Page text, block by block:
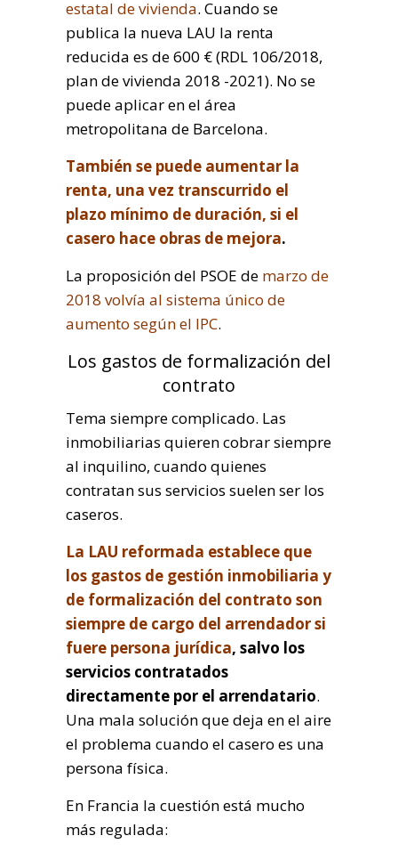
estatal de vivienda. Cuando se
publica la nueva LAU la renta
reducida es de 600 € (RDL 106/2018,
plan de vivienda 2018 -2021). No se
puede aplicar en el área
metropolitana de Barcelona.
También se puede aumentar la
renta, una vez transcurrido el
plazo mínimo de duración, si el
casero hace obras de mejora.
La proposición del PSOE de marzo de
2018 volvía al sistema único de
aumento según el IPC.
Los gastos de formalización del
contrato
Tema siempre complicado. Las
inmobiliarias quieren cobrar siempre
al inquilino, cuando quienes
contratan sus servicios suelen ser los
caseros.
La LAU reformada establece que
los gastos de gestión inmobiliaria y
de formalización del contrato son
siempre de cargo del arrendador si
fuere persona jurídica, salvo los
servicios contratados
directamente por el arrendatario.
Una mala solución que deja en el aire
el problema cuando el casero es una
persona física.
En Francia la cuestión está mucho
más regulada: